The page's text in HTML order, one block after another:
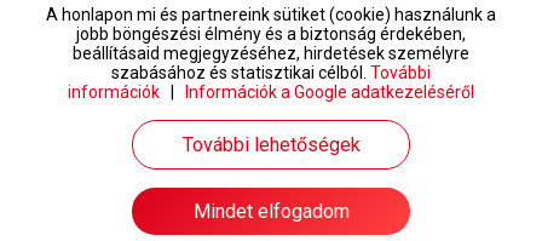
www.randivonal.hu © Copyright 1999-2026 Dating Central Europe Zrt.
A honlapon mi és partnereink sütiket (cookie) használunk a
jobb böngészési élmény és a biztonság érdekében,
beállításaid megjegyzéséhez, hirdetések személyre
szabásához és statisztikai célból. További
információk
Információk a Google adatkezeléséről
További lehetőségek
Mindet elfogadom